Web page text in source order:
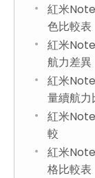
紅米
色比較表
紅米
航力差異
紅米
量續航力
紅米
較
紅米
格比較表